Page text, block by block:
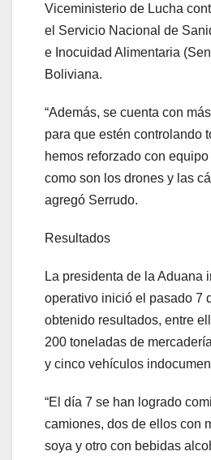
Viceministerio de Lucha
el Servicio Nacional de
e Inocuidad Alimentaria
Boliviana.
“Además, se cuenta con
para que estén controlando
hemos reforzado con
como son los drones y las
agregó Serrudo.
Resultados
La presidenta de la Aduana
operativo inició el pasado 7
obtenido resultados, entre
200 toneladas de
y cinco vehículos
“El día 7 se han logrado
camiones, dos de ellos con
soya y otro con bebidas